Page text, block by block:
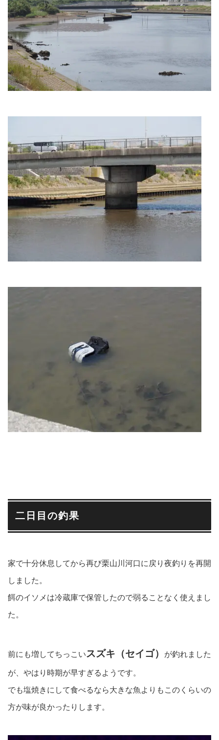
二日目の釣果
家で十分休息してから再び栗山川河口に戻り夜釣りを再開
しました。
餌のイソメは冷蔵庫で保管したので弱ることなく使えまし
た。
前にも増してちっこいスズキ（セイゴ）
が釣れました
が、やはり時期が早すぎるようです。
でも塩焼きにして食べるなら大きな魚よりもこのくらいの
方が味が良かったりします。